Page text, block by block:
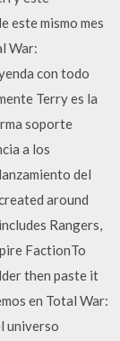
este mismo mes
War:
con todo
Terry es la
soporte
a los
del
around
Rangers,
FactionTo
then paste it
en Total War:
universo